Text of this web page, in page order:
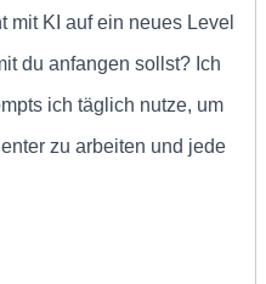
mit KI auf ein neues Level
du anfangen sollst? Ich
ich täglich nutze, um
zu arbeiten und jede